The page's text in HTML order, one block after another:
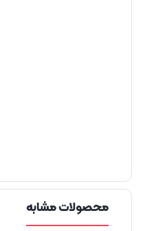
محصولات مشابه